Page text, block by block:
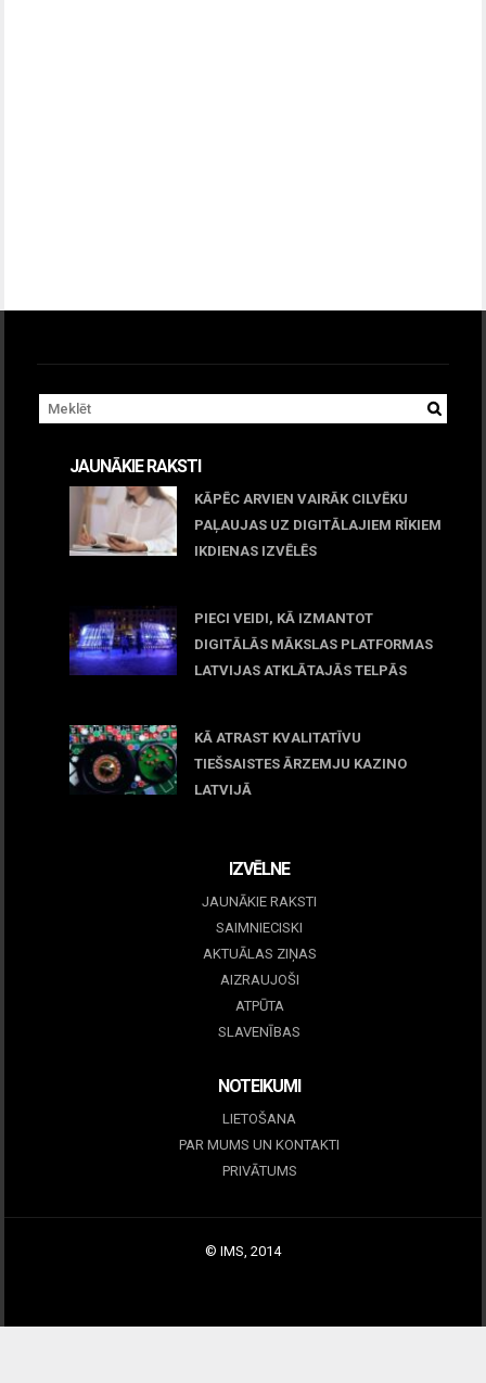
JAUNĀKIE RAKSTI
KĀPĒC ARVIEN VAIRĀK CILVĒKU
PAĻAUJAS UZ DIGITĀLAJIEM RĪKIEM
IKDIENAS IZVĒLĒS
PIECI VEIDI, KĀ IZMANTOT
DIGITĀLĀS MĀKSLAS PLATFORMAS
LATVIJAS ATKLĀTAJĀS TELPĀS
KĀ ATRAST KVALITATĪVU
TIEŠSAISTES ĀRZEMJU KAZINO
LATVIJĀ
IZVĒLNE
JAUNĀKIE RAKSTI
SAIMNIECISKI
AKTUĀLAS ZIŅAS
AIZRAUJOŠI
ATPŪTA
SLAVENĪBAS
NOTEIKUMI
LIETOŠANA
PAR MUMS UN KONTAKTI
PRIVĀTUMS
© IMS, 2014